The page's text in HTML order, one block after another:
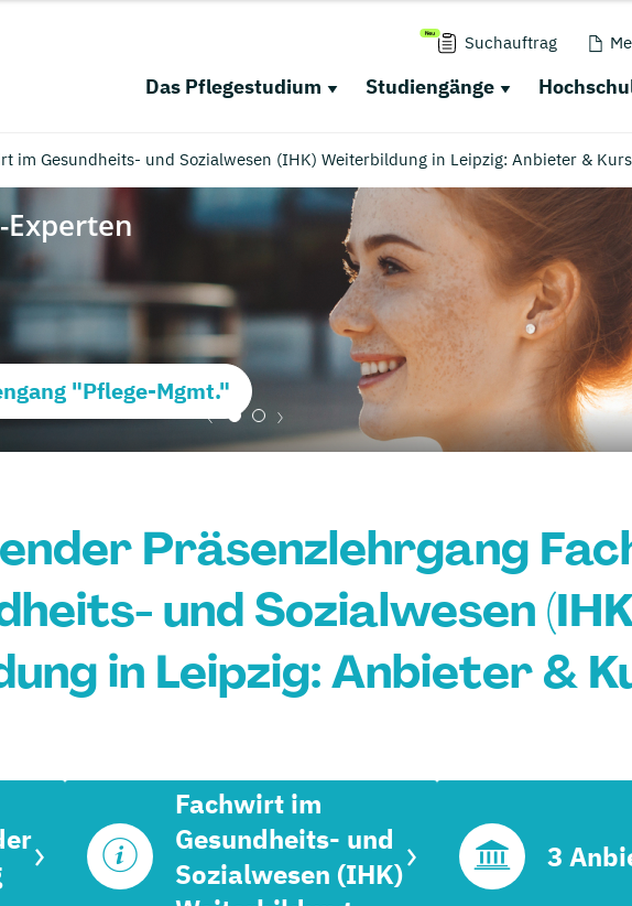
Suchauftrag
Das Pflegestudium Studiengänge
im Gesundheits- und Sozialwesen (IHK) Weiterbildung in Leipzig: Anbieter &
"Pflege-Mgmt."
Präsenzlehrgang
und Sozialwesen
in Leipzig: Anbieter &
Fachwirt im
Gesundheits- und
Sozialwesen (IHK)
3